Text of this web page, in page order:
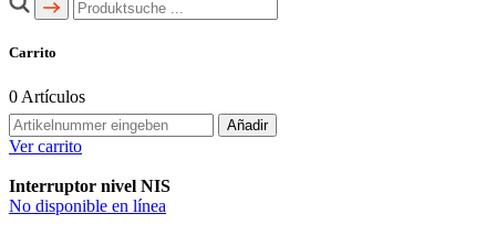
Carrito
0 Artículos
Añadir
Ver carrito
Interruptor nivel NIS
No disponible en línea